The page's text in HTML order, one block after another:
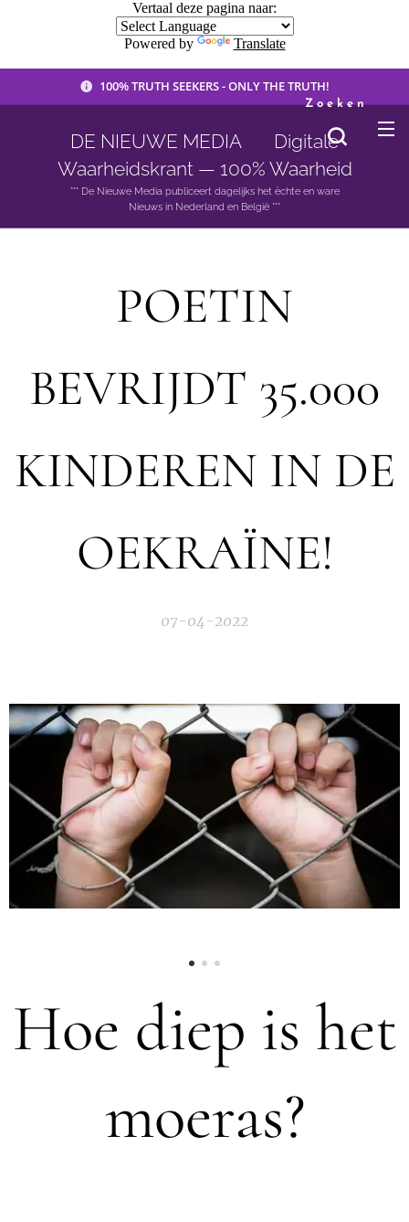
Vertaal deze pagina naar:
Powered by Translate
100% TRUTH SEEKERS - ONLY THE TRUTH!
DE NIEUWE MEDIA 🟣 Digitale
Waarheidskrant — 100% Waarheid
*** De Nieuwe Media publiceert dagelijks het èchte en ware
Nieuws in Nederland en België ***
Zoeken
POETIN
BEVRIJDT 35.000
KINDEREN IN DE
OEKRAÏNE!
07-04-2022
Hoe diep is het
moeras?